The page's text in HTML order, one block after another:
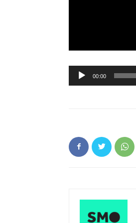
Ljudspelare
00:00